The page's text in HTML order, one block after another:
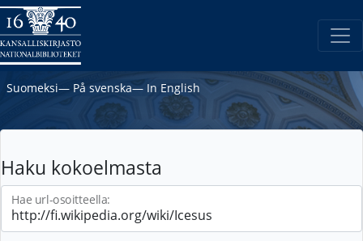
Suomeksi― På svenska― In English
Haku kokoelmasta
Hae url-osoitteella: